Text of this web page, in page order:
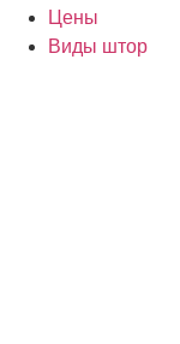
Цены
Виды штор